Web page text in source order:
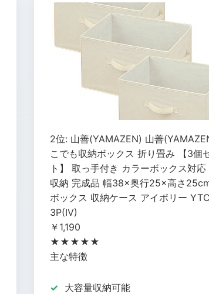
2位: 山善(YAMAZEN) 山善
こでも収納ボックス 折り畳み 【3個
ト】 取っ手付き カラーボックス対応
収納 完成品 幅38×奥行25×高さ
ボックス 収納ケース アイボリー
3P(IV)
￥1,190
★★★★★
主な特徴
大容量収納可能